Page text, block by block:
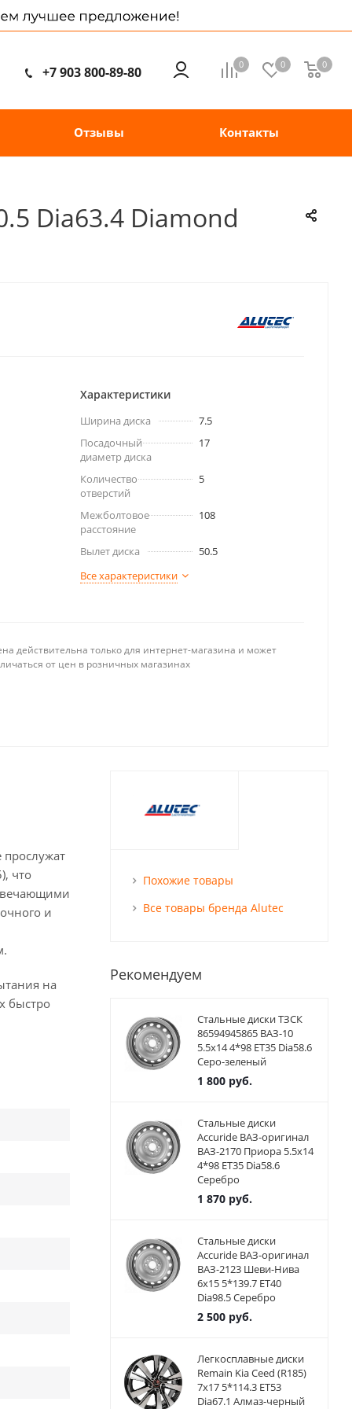
0 0 0
+7 903 800-89-80
Отзывы Контакты
Dia63.4 Diamond
Характеристики
Ширина диска
7.5
Посадочный
диаметр диска
17
Количество
отверстий
5
Межболтовое
расстояние
108
Вылет диска
50.5
Все характеристики
действительна только для интернет-магазина и может
от цен в розничных магазинах
что
и
на
быстро
Похожие товары
Все товары бренда Alutec
Рекомендуем
Стальные диски ТЗСК
86594945865 ВАЗ-10
5.5x14 4*98 ET35 Dia58.6
Серо-зеленый
1 800руб.
Стальные диски
Accuride ВАЗ-оригинал
ВАЗ-2170 Приора 5.5x14
4*98 ET35 Dia58.6
Серебро
1 870руб.
Стальные диски
Accuride ВАЗ-оригинал
ВАЗ-2123 Шеви-Нива
6x15 5*139.7 ET40
Dia98.5 Серебро
2 500руб.
Легкосплавные диски
Remain Kia Ceed (R185)
7x17 5*114.3 ET53
Dia67.1 Алмаз-черный